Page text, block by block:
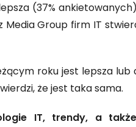
(37%
Group firm IT
roku jest lepsza lub
że jest taka sama.
IT, trendy, a